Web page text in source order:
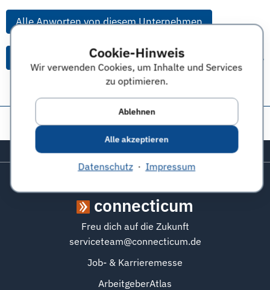
Cookie-Hinweis
Wir verwenden Cookies, um Inhalte und Services
zu optimieren.
Ablehnen
Alle akzeptieren
Datenschutz· Impressum
Alle Anworten von diesem Unternehmen
Alle Themen & Expertentipps
Zurück zum Seitenanfang
connecticum
Freu dich auf die Zukunft
serviceteam@connecticum.de
Job- & Karrieremesse
ArbeitgeberAtlas